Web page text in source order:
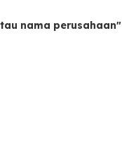
nama perusahaan"